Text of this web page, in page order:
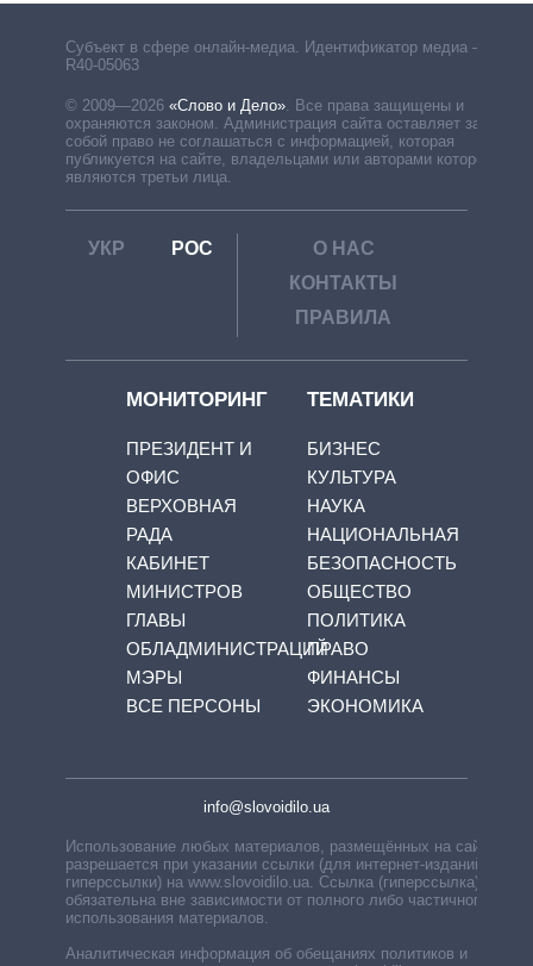
Субъект в сфере онлайн-медиа. Идентификатор медиа –
R40-05063
© 2009—2026 «Слово и Дело». Все права защищены и
охраняются законом. Администрация сайта оставляет за
собой право не соглашаться с информацией, которая
публикуется на сайте, владельцами или авторами которой
являются третьи лица.
УКР РОС
О НАС
КОНТАКТЫ
ПРАВИЛА
МОНИТОРИНГ
ПРЕЗИДЕНТ И
ОФИС
ВЕРХОВНАЯ
РАДА
КАБИНЕТ
МИНИСТРОВ
ГЛАВЫ
ОБЛАДМИНИСТРАЦИЙ
МЭРЫ
ВСЕ ПЕРСОНЫ
ТЕМАТИКИ
БИЗНЕС
КУЛЬТУРА
НАУКА
НАЦИОНАЛЬНАЯ
БЕЗОПАСНОСТЬ
ОБЩЕСТВО
ПОЛИТИКА
ПРАВО
ФИНАНСЫ
ЭКОНОМИКА
info@slovoidilo.ua
Использование любых материалов, размещённых на сайте,
разрешается при указании ссылки (для интернет-изданий —
гиперссылки) на www.slovoidilo.ua. Ссылка (гиперссылка)
обязательна вне зависимости от полного либо частичного
использования материалов.
Аналитическая информация об обещаниях политиков и